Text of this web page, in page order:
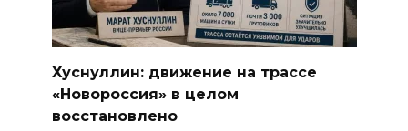
Хуснуллин: движение на трассе
«Новороссия» в целом
восстановлено